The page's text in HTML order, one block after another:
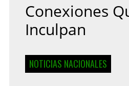
Conexiones
Inculpan
NOTICIAS NACIONALES